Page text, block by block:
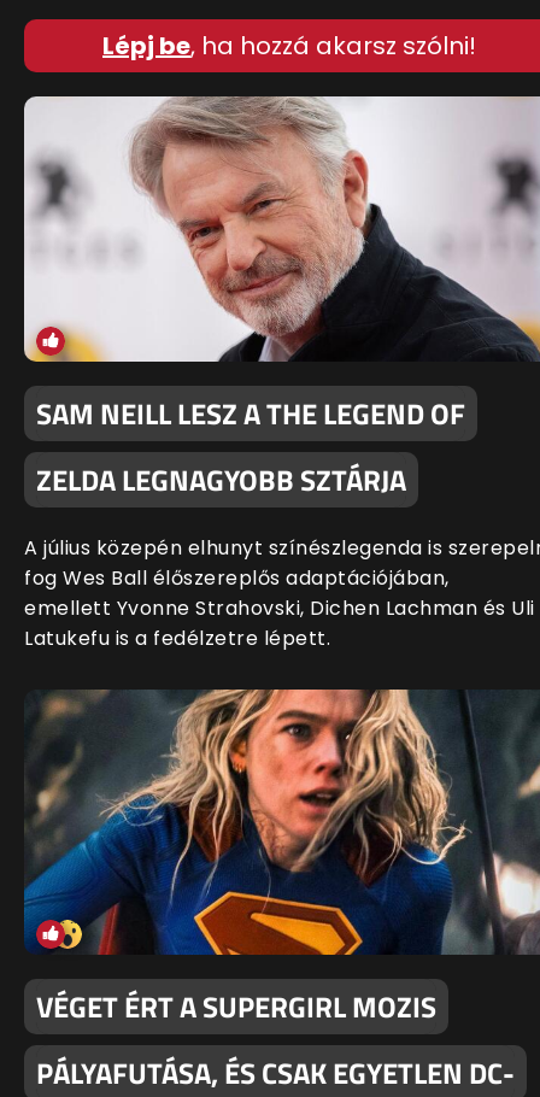
Lépj be, ha hozzá akarsz szólni!
SAM NEILL LESZ A THE LEGEND OF
ZELDA LEGNAGYOBB SZTÁRJA
A július közepén elhunyt színészlegenda is
fog Wes Ball élőszereplős adaptációjában,
emellett Yvonne Strahovski, Dichen Lachman és Uli
Latukefu is a fedélzetre lépett.
VÉGET ÉRT A SUPERGIRL MOZIS
PÁLYAFUTÁSA, ÉS CSAK EGYETLEN DC-